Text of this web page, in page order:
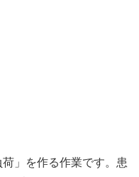
」を作る作業です。患